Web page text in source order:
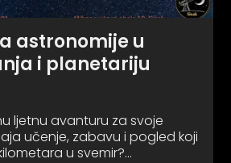
astronomije u
i planetariju
ljetnu avanturu za svoje
učenje, zabavu i pogled koji
u svemir?…